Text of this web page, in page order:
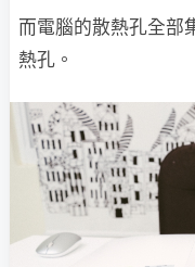
而電腦的散熱孔全部
熱孔。